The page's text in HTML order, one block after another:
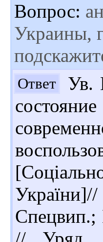
Вопрос:
Украины,
Ответ
Ув.
Спецвип.;